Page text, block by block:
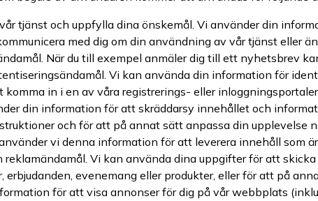
tjänst och uppfylla dina önskemål. Vi använder din
med dig om din användning av vår tjänst eller
När du till exempel anmäler dig till ett nyhetsbrev
Vi kan använda din information för
komma in i en av våra registrerings- eller
din information för att skräddarsy innehållet och
och för att på annat sätt anpassa din upplevelse
vi denna information för att leverera innehåll som
reklamändamål. Vi kan använda dina uppgifter för att
erbjudanden, evenemang eller produkter, eller för att på
för att visa annonser för dig på vår webbplats